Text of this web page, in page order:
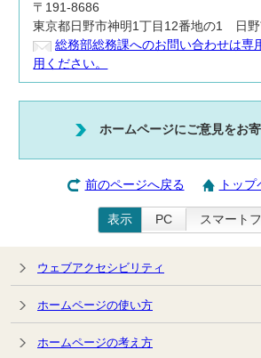
〒191-8686
東京都日野市神明1丁目12番地の1 日
総務部総務課へのお問い合わせは専
用ください。
ホームページにご意見をお
前のページへ戻る トッ
表示 PC スマート
ウェブアクセシビリティ
ホームページの使い方
ホームページの考え方